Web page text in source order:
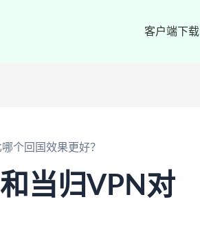
客户端下载
个回国效果更好？
当归VPN对